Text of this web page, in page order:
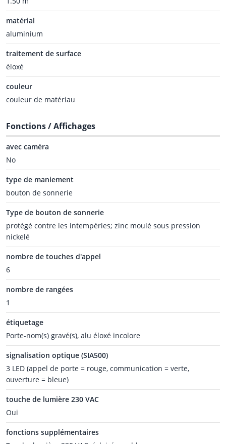
matérial
aluminium
traitement de surface
éloxé
couleur
couleur de matériau
Fonctions / Affichages
avec caméra
No
type de maniement
bouton de sonnerie
Type de bouton de sonnerie
protégé contre les intempéries; zinc moulé sous pression
nickelé
nombre de touches d'appel
6
nombre de rangées
1
étiquetage
Porte-nom(s) gravé(s), alu éloxé incolore
signalisation optique (SIA500)
3 LED (appel de porte = rouge, communication = verte,
ouverture = bleue)
touche de lumière 230 VAC
Oui
fonctions supplémentaires